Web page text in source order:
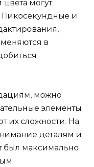
могут
Пикосекундные и
в
можно
элементы
их сложности. На
деталям и
был максимально